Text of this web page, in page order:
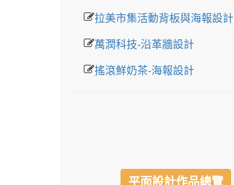
拉美市集活動背板與海報設計
萬潤科技-沿革牆設計
搖滾鮮奶茶-海報設計
平面設計作品總覽